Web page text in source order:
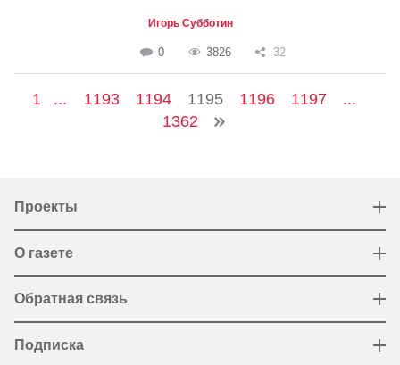
Игорь Субботин
0 3826 32
1 ... 1193 1194 1195 1196 1197
...
1362
Проекты
О газете
Обратная связь
Подписка